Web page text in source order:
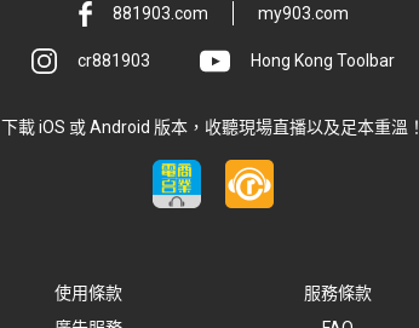
881903.com my903.com
cr881903 Hong Kong Toolbar
下載 iOS 或 Android 版本，收聽現場直播以及足本重溫！
使用條款 服務條款